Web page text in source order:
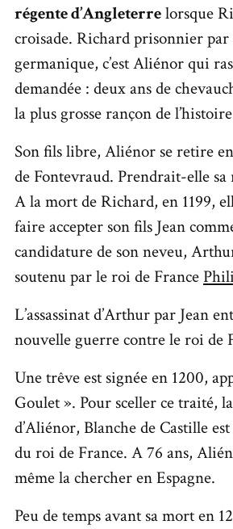
régente d’Angleterrelorsque
croisade. Richard prisonnier par
germanique, c’est Aliénor qui
demandée : deux ans de
la plus grosse rançon de
Son fils libre, Aliénor se retire en
de Fontevraud. Prendrait-elle
A la mort de Richard, en 1199,
faire accepter son fils Jean
candidature de son neveu,
soutenu par le roi de France
L’assassinat d’Arthur par Jean
nouvelle guerre contre le roi de
Une trêve est signée en 1200,
Goulet ». Pour sceller ce traité,
d’Aliénor, Blanche de Castille
du roi de France. A 76 ans,
même la chercher en Espagne.
Peu de temps avant sa mort en